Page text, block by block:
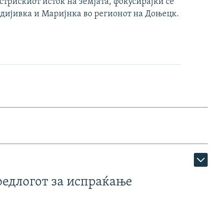
и Маријнка во регионот на Доњецк.
за испраќање